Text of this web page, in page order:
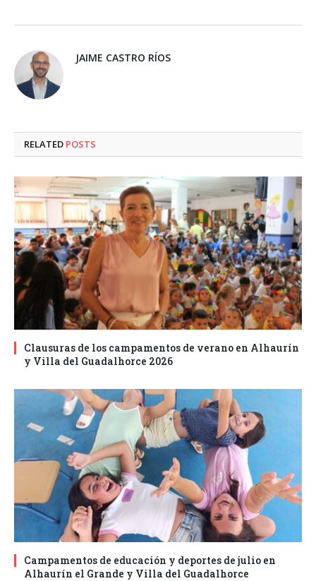
JAIME CASTRO RÍOS
RELATED POSTS
Clausuras de los campamentos de verano en Alhaurín
y Villa del Guadalhorce 2026
Campamentos de educación y deportes de julio en
Alhaurín el Grande y Villa del Guadalhorce